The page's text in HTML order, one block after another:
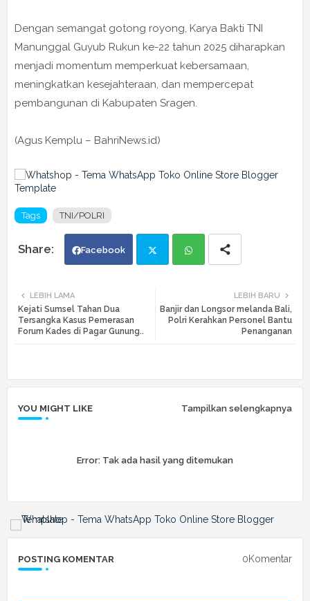
Dengan semangat gotong royong, Karya Bakti TNI
Manunggal Guyub Rukun ke-22 tahun 2025 diharapkan
menjadi momentum memperkuat kebersamaan,
meningkatkan kesejahteraan, dan mempercepat
pembangunan di Kabupaten Sragen.
(Agus Kemplu – BahriNews.id)
Tags TNI/POLRI
Facebook
ats
LEBIH BARU
Banjir dan Longsor melanda Bali,
Polri Kerahkan Personel Bantu
Penanganan
LEBIH LAMA
Kejati Sumsel Tahan Dua
Tersangka Kasus Pemerasan
Forum Kades di Pagar Gunung..
YOU MIGHT LIKE Tampilkan selengkapnya
Error: Tak ada hasil yang ditemukan
POSTING KOMENTAR 0Komentar